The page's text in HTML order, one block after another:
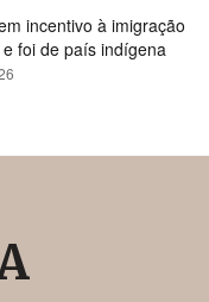
incentivo à imigração
foi de país indígena